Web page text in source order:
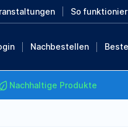
So
Nachbestellen
Nachhaltige Produkte